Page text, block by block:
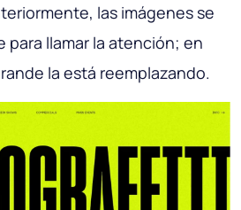
las imágenes se
para llamar la atención; en
la está reemplazando.